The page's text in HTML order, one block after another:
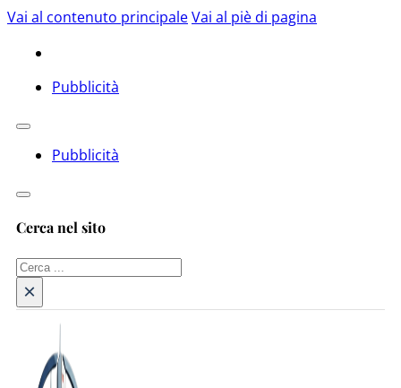
Vai al contenuto principaleVai al piè di pagina
Pubblicità
Pubblicità
Cerca nel sito
Cerca
×